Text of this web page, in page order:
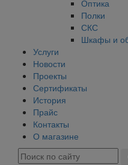
Оптика
Полки
СКС
Шкафы и
Услуги
Новости
Проекты
Сертификаты
История
Прайс
Контакты
О магазине